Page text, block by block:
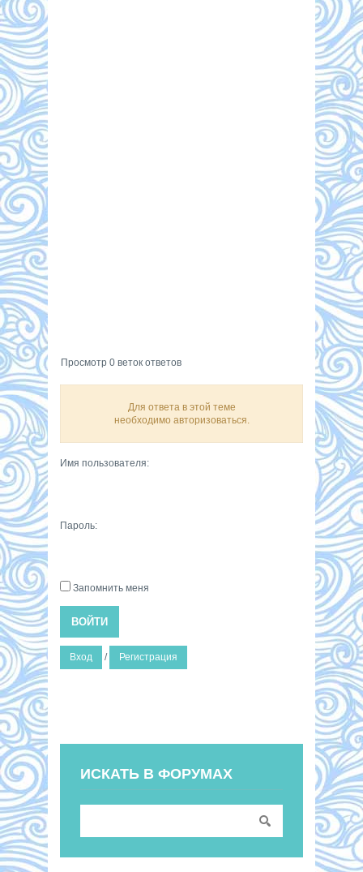
Просмотр 0 веток ответов
Для ответа в этой теме
необходимо авторизоваться.
Имя пользователя:
Пароль:
Запомнить меня
ВОЙТИ
Вход / Регистрация
ИСКАТЬ В ФОРУМАХ